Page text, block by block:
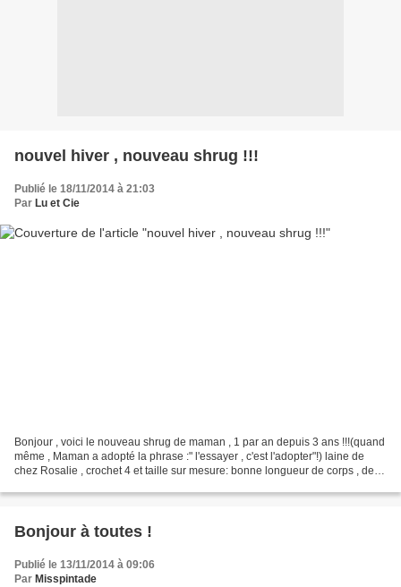
nouvel hiver , nouveau shrug !!!
Publié le 18/11/2014 à 21:03
Par Lu et Cie
Bonjour , voici le nouveau shrug de maman , 1 par an depuis 3 ans !!!(quand
même , Maman a adopté la phrase :" l'essayer , c'est l'adopter"!) laine de
chez Rosalie , crochet 4 et taille sur mesure: bonne longueur de corps , de
Bonjour à toutes !
Publié le 13/11/2014 à 09:06
Par Misspintade